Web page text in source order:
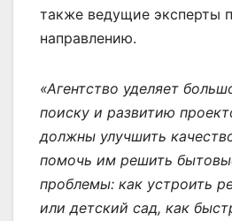
также ведущие эксперты
направлению.
«Агентство уделяет
поиску и развитию
должны улучшить
помочь им решить
проблемы: как устроить
или детский сад, как